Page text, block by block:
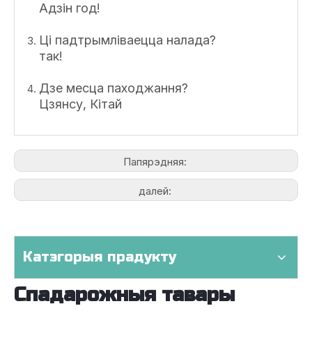
Адзін год!
Ці падтрымліваецца налада?
так!
Дзе месца паходжання?
Цзянсу, Кітай
Папярэдняя:
далей:
Катэгорыя прадукту
Спадарожныя тавары